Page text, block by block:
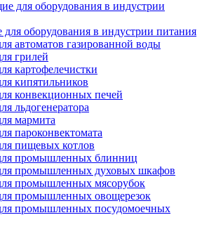
оборудования в индустрии питания
автоматов газированной воды
грилей
картофелечистки
кипятильников
конвекционных печей
льдогенератора
мармита
пароконвектомата
пищевых котлов
промышленных блинниц
промышленных духовых шкафов
промышленных мясорубок
промышленных овощерезок
промышленных посудомоечных